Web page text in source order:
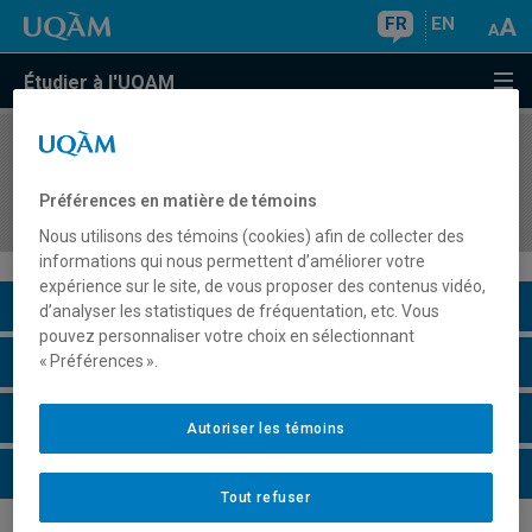
FR EN
Étudier à l'UQAM
COURS//
classe ordinaire
Description du cours
Horaire - Été 2026
Horaire - Automne 2026
Horaire - Hiver 2027
Préférences en matière de témoins
Nous utilisons des témoins (cookies) afin de collecter des
informations qui nous permettent d’améliorer votre
expérience sur le site, de vous proposer des contenus vidéo,
d’analyser les statistiques de fréquentation, etc. Vous
pouvez personnaliser votre choix en sélectionnant
« Préférences ».
Tout refuser
Autoriser les témoins